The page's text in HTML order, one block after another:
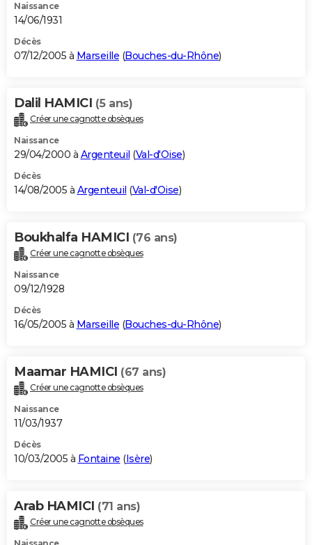
Naissance
14/06/1931
Décès
07/12/2005 à Marseille (Bouches-du-Rhône)
Dalil HAMICI (5 ans)
Créer une cagnotte obsèques
Naissance
29/04/2000 à Argenteuil (Val-d'Oise)
Décès
14/08/2005 à Argenteuil (Val-d'Oise)
Boukhalfa HAMICI (76 ans)
Créer une cagnotte obsèques
Naissance
09/12/1928
Décès
16/05/2005 à Marseille (Bouches-du-Rhône)
Maamar HAMICI (67 ans)
Créer une cagnotte obsèques
Naissance
11/03/1937
Décès
10/03/2005 à Fontaine (Isère)
Arab HAMICI (71 ans)
Créer une cagnotte obsèques